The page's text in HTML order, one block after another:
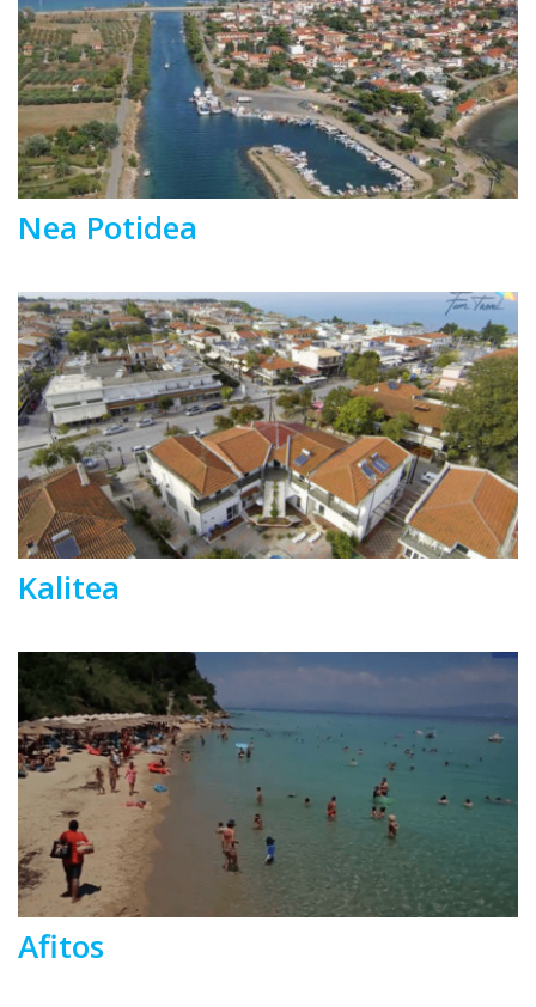
Nea Potidea
Kalitea
Afitos